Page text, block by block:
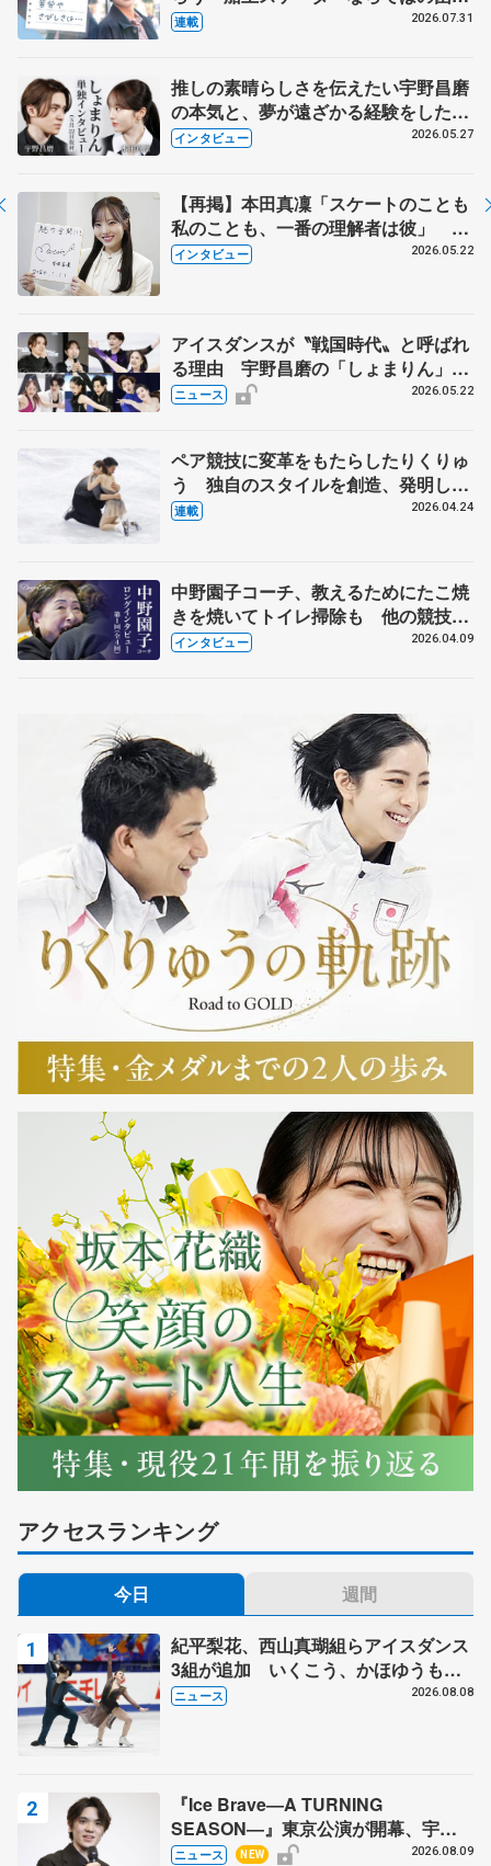
とは 影響あったPIW前キャプテン松
連載 2026.07.31
推しの素晴らしさを伝えたい宇野昌磨
の本気と、夢が遠ざかる経験をした本
田真凜の覚悟
インタビュー 2026.05.27
【再掲】本田真凜「スケートのことも
私のことも、一番の理解者は彼」 引
退時の単独インタビューで語った競技
インタビュー 2026.05.22
アイスダンスが〝戦国時代〟と呼ばれ
る理由 宇野昌磨の「しょまりん」ら
実力者が相次いで参戦 国内の競争激
ニュース 2026.05.22
ペア競技に変革をもたらしたりくりゅ
う 独自のスタイルを創造、発明した
【引退発表後②】
連載 2026.04.24
中野園子コーチ、教えるためにたこ焼
きを焼いてトイレ掃除も 他の競技に
も通用するという坂本花織の筋肉
インタビュー 2026.04.09
アクセスランキング
今日 週間
紀平梨花、西山真瑚組らアイスダンス
3組が追加 いくこう、かほゆうも、
木下グループ杯
ニュース 2026.08.08
『Ice Brave―A TURNING
SEASON―』東京公演が開幕、宇野
昌磨の『Ice Brave』にかける思いを
ニュース NEW 2026.08.09